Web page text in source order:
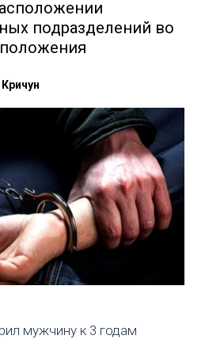
подразделений во
мужчину к 3 годам